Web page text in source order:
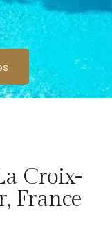
Croix-
France